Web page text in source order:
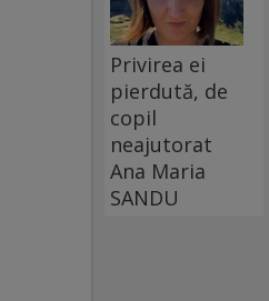
Privirea ei
pierdută, de
copil
neajutorat
Ana Maria
SANDU